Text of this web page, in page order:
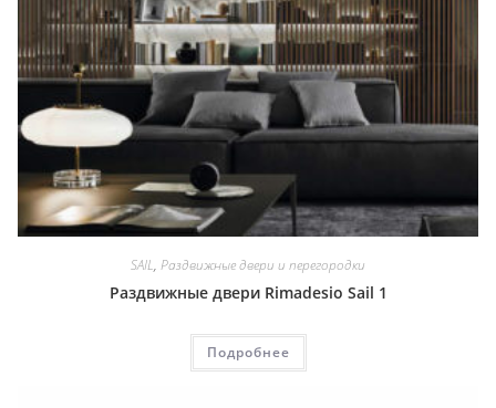
SAIL, Раздвижные двери и перегородки
Раздвижные двери Rimadesio Sail 1
Подробнее